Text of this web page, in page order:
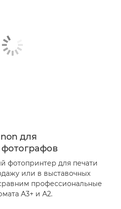
для
фотопринтер для печати
или в выставочных
профессиональные
A3+ и A2.